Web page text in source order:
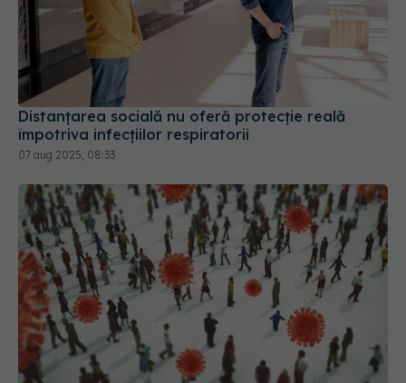
Distanțarea socială nu oferă protecție reală
împotriva infecțiilor respiratorii
07 aug 2025, 08:33
Alertă epidemică globală. Virusul care se extinde
din China către alte țări într-un ritm record